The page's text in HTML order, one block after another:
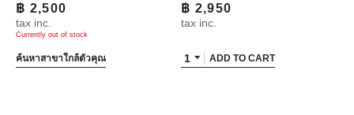
฿ 2,500
tax inc.
Currently out of stock
ค้นหาสาขาใกล้ตัวคุณ
฿ 2,950
tax inc.
1 ADD TO CART